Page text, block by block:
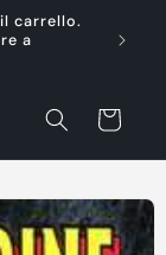
carrello.
a
Carrello